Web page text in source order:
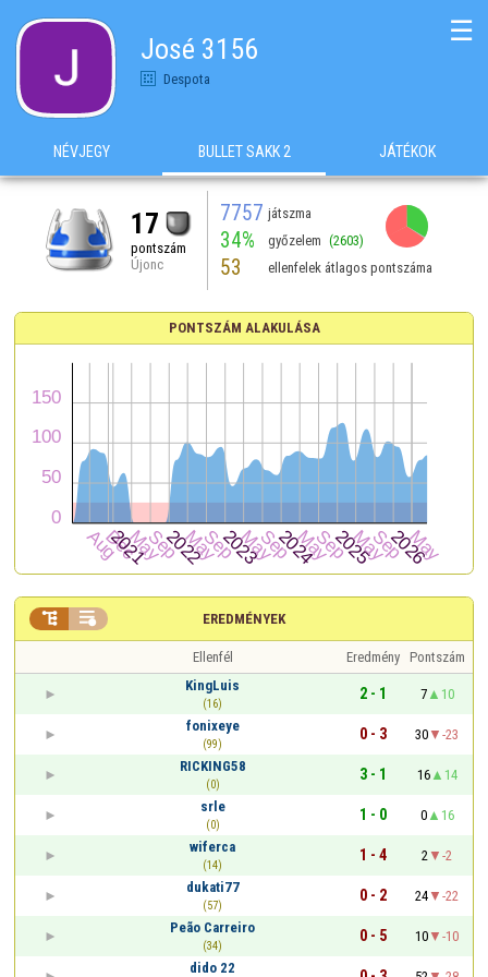
José 3156
Despota
☰
NÉVJEGY BULLET SAKK 2 JÁTÉKOK
17
pontszám
Újonc
7757 játszma
34% győzelem (2603)
53 ellenfelek átlagos pontszáma
PONTSZÁM ALAKULÁSA
EREDMÉNYEK
 
Ellenfél Eredmény Pontszám
KingLuis
(16)
2 - 1 7
10
fonixeye
(99)
0 - 3 30
-23
RICKING58
(0)
3 - 1 16
14
srle
(0)
1 - 0 0
16
wiferca
(14)
1 - 4 2
-2
dukati77
(57)
0 - 2 24
-22
Peão Carreiro
(34)
0 - 5 10
-10
dido 22